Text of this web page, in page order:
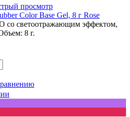
просмотр
Color Base Gel, 8 г Rose
со светоотражающим эффектом,
8 г.